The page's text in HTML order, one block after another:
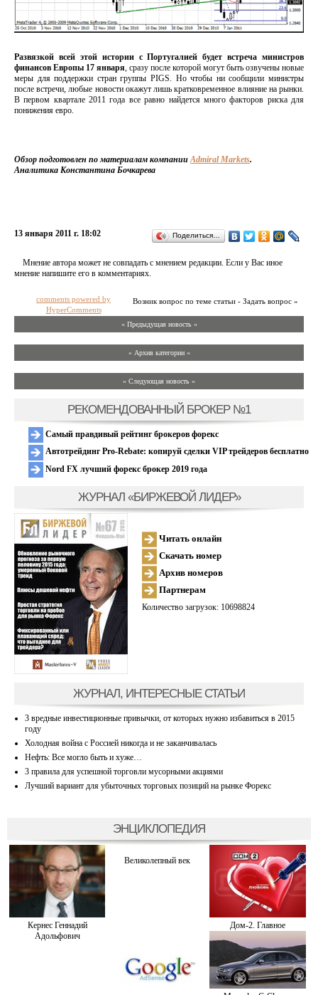
Развязкой всей этой истории с Португалией будет встреча министров
финансов Европы 17 января, сразу после которой могут быть озвучены новые
меры для поддержки стран группы PIGS. Но чтобы ни сообщили министры
после встречи, любые новости окажут лишь кратковременное влияние на рынки.
В первом квартале 2011 года все равно найдется много факторов риска для
понижения евро.
Обзор подготовлен по материалам компанииAdmiral Markets.
Аналитика Константина Бочкарева
13 января 2011 г. 18:02 Поделиться…
Мнение автора может не совпадать с мнением редакции. Если у Вас иное
мнение напишите его в комментариях.
Возник вопрос по теме статьи - Задать вопрос »
comments powered by
HyperComments
« Предыдущая новость «
» Архив категории «
» Следующая новость »
РЕКОМЕНДОВАННЫЙ БРОКЕР №1
Самый правдивый рейтинг брокеров форекс
Автотрейдинг Pro-Rebate: копируй сделки VIP трейдеров бесплатно
Nord FX лучший форекс брокер 2019 года
ЖУРНАЛ «БИРЖЕВОЙ ЛИДЕР»
Читать онлайн
Скачать номер
Архив номеров
Партнерам
Количество загрузок: 10698824
ЖУРНАЛ, ИНТЕРЕСНЫЕ СТАТЬИ
3 вредные инвестиционные привычки, от которых нужно избавиться в 2015
году
Холодная война с Россией никогда и не заканчивалась
Нефть: Все могло быть и хуже…
3 правила для успешной торговли мусорными акциями
Лучший вариант для убыточных торговых позиций на рынке Форекс
ЭНЦИКЛОПЕДИЯ
Кернес Геннадий
Адольфович
Великолепный век
Дом-2. Главное